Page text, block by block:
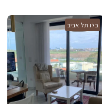
כושר, טניס, חניה ושמירה 24/7
בלו תל אביב